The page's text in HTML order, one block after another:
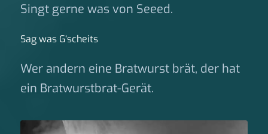
Singt gerne was von Seeed.
Sag was G‘scheits
Wer andern eine Bratwurst brät, der hat
ein Bratwurstbrat-Gerät.